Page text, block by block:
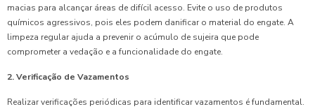
macias para alcançar áreas de difícil acesso. Evite o uso de produtos
químicos agressivos, pois eles podem danificar o material do engate. A
limpeza regular ajuda a prevenir o acúmulo de sujeira que pode
comprometer a vedação e a funcionalidade do engate.
2. Verificação de Vazamentos
Realizar verificações periódicas para identificar vazamentos é fundamental.